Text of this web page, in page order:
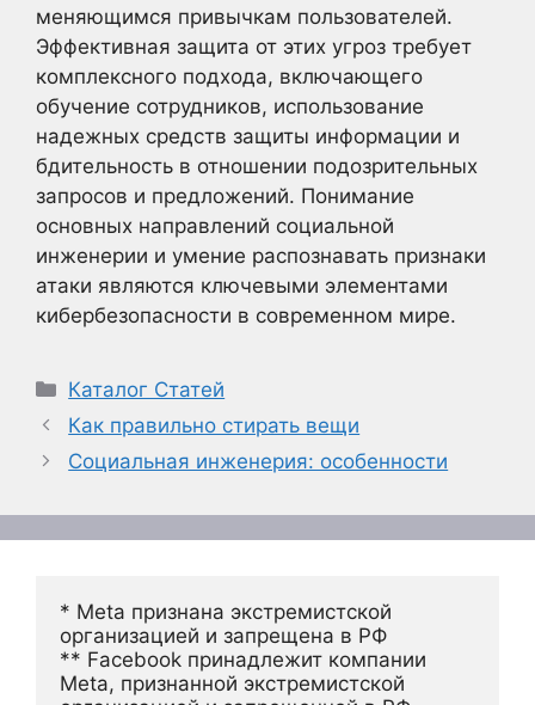
меняющимся привычкам пользователей.
Эффективная защита от этих угроз требует
комплексного подхода, включающего
обучение сотрудников, использование
надежных средств защиты информации и
бдительность в отношении подозрительных
запросов и предложений. Понимание
основных направлений социальной
инженерии и умение распознавать признаки
атаки являются ключевыми элементами
кибербезопасности в современном мире.
Рубрики
Каталог Статей
Как правильно стирать вещи
Социальная инженерия: особенности
* Meta признана экстремистской
организацией и запрещена в РФ
** Facebook принадлежит компании
Meta, признанной экстремистской